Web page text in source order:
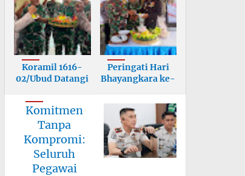
Koramil 1616-
02/Ubud Datangi
Peringati Hari
Bhayangkara ke-
Komitmen
Tanpa
Kompromi:
Seluruh
Pegawai